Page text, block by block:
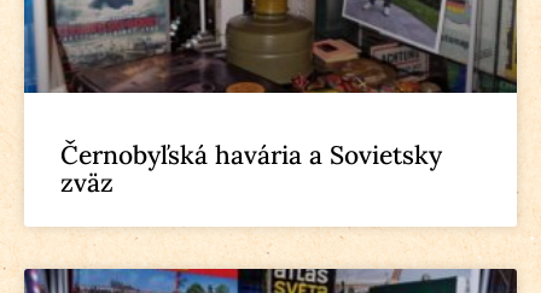
Černobyľská havária a Sovietsky
zväz